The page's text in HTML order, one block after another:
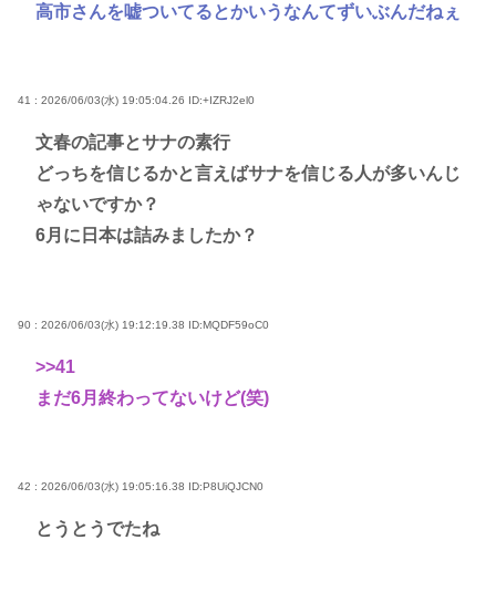
高市さんを嘘ついてるとかいうなんてずいぶんだねぇ
41 : 2026/06/03(水) 19:05:04.26 ID:+IZRJ2el0
文春の記事とサナの素行
どっちを信じるかと言えばサナを信じる人が多いんじ
ゃないですか？
6月に日本は詰みましたか？
90 : 2026/06/03(水) 19:12:19.38 ID:MQDF59oC0
>>41
まだ6月終わってないけど(笑)
42 : 2026/06/03(水) 19:05:16.38 ID:P8UiQJCN0
とうとうでたね